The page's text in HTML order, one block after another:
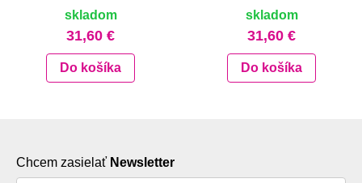
skladom
31,60 €
Do košíka
skladom
31,60 €
Do košíka
Chcem zasielať Newsletter